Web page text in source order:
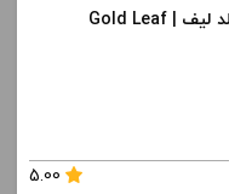
، گزینه های محصول را
جویس تنباکو قهوه گلد لیف | Gold Leaf
5.00